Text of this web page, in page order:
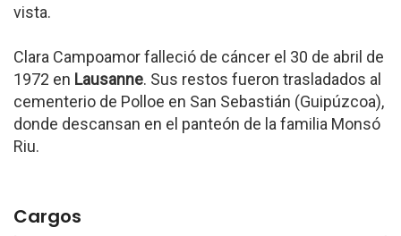
vista.
Clara Campoamor falleció de cáncer el 30 de abril de
1972 en Lausanne. Sus restos fueron trasladados al
cementerio de Polloe en San Sebastián (Guipúzcoa),
donde descansan en el panteón de la familia Monsó
Riu.
Cargos